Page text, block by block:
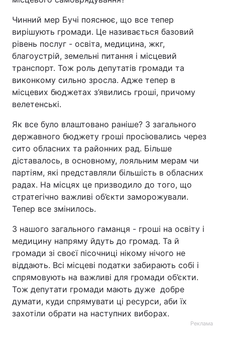
Тема оформлення
Чинний мер Бучі пояснює, що все тепер
вирішують громади. Це називається базовий
рівень послуг - освіта, медицина, жкг,
благоустрій, земельні питання і місцевий
транспорт. Тож роль депутатів громади та
виконкому сильно зросла. Адже тепер в
місцевих бюджетах з’явились гроші, причому
велетенські.
Як все було влаштовано раніше? З загального
державного бюджету гроші просіювались через
сито обласних та районних рад. Більше
діставалось, в основному, лояльним мерам чи
партіям, які представляли більшість в обласних
радах. На місцях це призводило до того, що
стратегічно важливі об’єкти заморожували.
Тепер все змінилось.
З нашого загального гаманця - гроші на освіту і
медицину напряму йдуть до громад. Та й
громади зі своєї пісочниці нікому нічого не
віддають. Всі місцеві податки забирають собі і
спрямовують на важливі для громади об’єкти.
Тож депутати громади мають дуже добре
думати, куди спрямувати ці ресурси, аби їх
захотіли обрати на наступних виборах.
Реклама